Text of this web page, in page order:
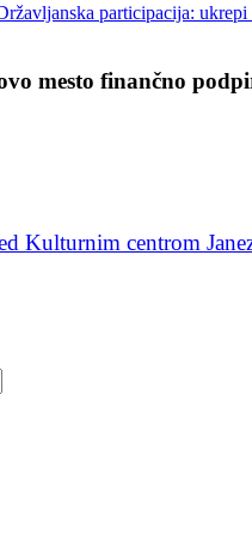
participacija: ukrepi
mesto finančno
Kulturnim centrom